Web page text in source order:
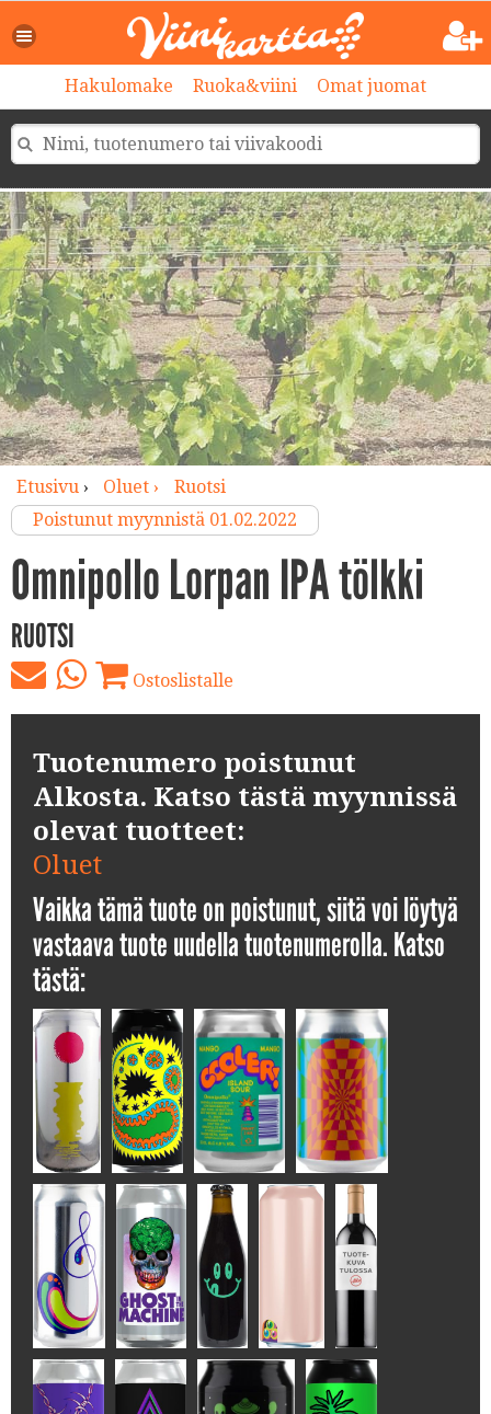
Hakulomake Ruoka&viini Omat juomat
Etusivu› Oluet ›
Ruotsi
Poistunut myynnistä 01.02.2022
Omnipollo Lorpan IPA tölkki
RUOTSI
Ostoslistalle
Tuotenumero poistunut
Alkosta. Katso tästä myynnissä
olevat tuotteet:
Oluet
Vaikka tämä tuote on poistunut, siitä voi löytyä
vastaava tuote uudella tuotenumerolla. Katso
tästä: